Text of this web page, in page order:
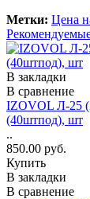
Метки: Цена
В закладки
В сравнение
IZOVOL Л-25
(40штпод), шт
..
850.00 руб.
Купить
В закладки
В сравнение